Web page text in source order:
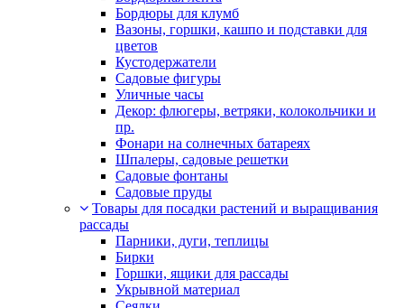
Бордюры для клумб
Вазоны, горшки, кашпо и подставки для
цветов
Кустодержатели
Садовые фигуры
Уличные часы
Декор: флюгеры, ветряки, колокольчики и
пр.
Фонари на солнечных батареях
Шпалеры, садовые решетки
Садовые фонтаны
Садовые пруды
Товары для посадки растений и выращивания
рассады
Парники, дуги, теплицы
Бирки
Горшки, ящики для рассады
Укрывной материал